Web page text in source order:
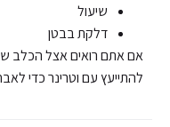
שיעול
דלקת בבטן
אם אתם רואים אצל הכלב
להתייעץ עם וטרינר כדי